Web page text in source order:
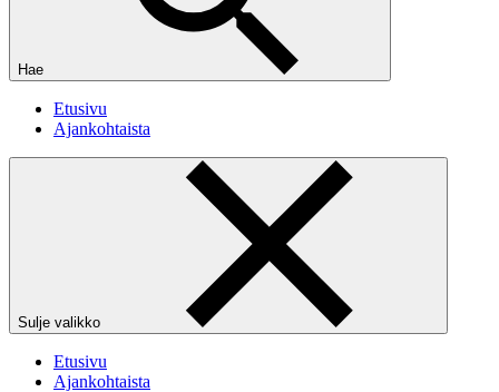
Hae
Etusivu
Ajankohtaista
Sulje valikko
Etusivu
Ajankohtaista